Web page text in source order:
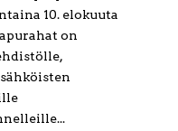
10. elokuuta
on